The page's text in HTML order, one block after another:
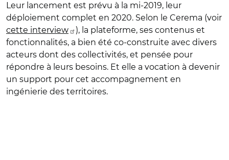
Leur lancement est prévu à la mi-2019, leur
déploiement complet en 2020. Selon le Cerema (voir
cette interview
), la plateforme, ses contenus et
fonctionnalités, a bien été co-construite avec divers
acteurs dont des collectivités, et pensée pour
répondre à leurs besoins. Et elle a vocation à devenir
un support pour cet accompagnement en
ingénierie des territoires.